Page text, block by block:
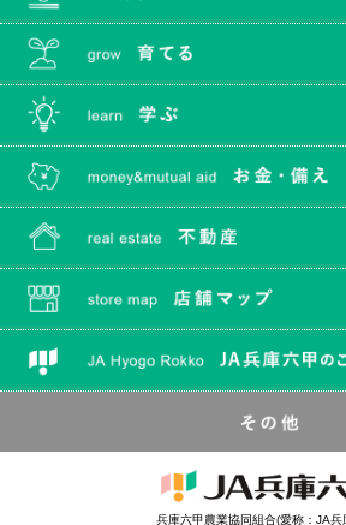
兵庫六甲農業協同組合(愛称：JA兵